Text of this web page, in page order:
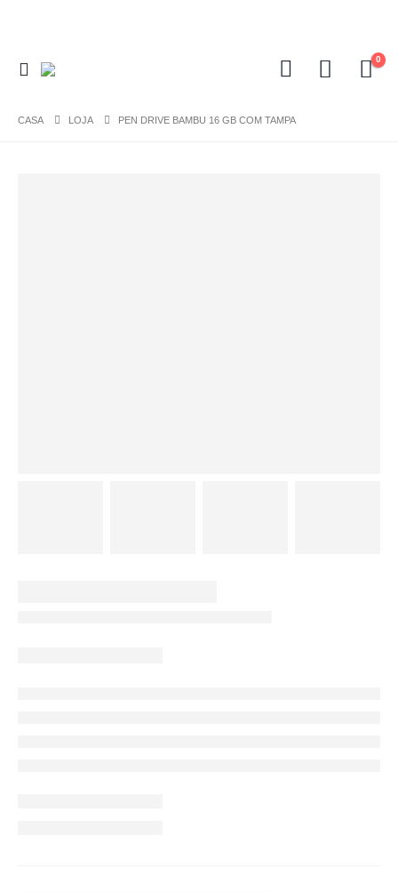
0
CASA LOJA PEN DRIVE BAMBU 16 GB COM TAMPA